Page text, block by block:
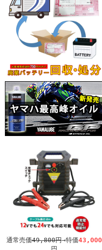
通常売価49,800円→特価43,000